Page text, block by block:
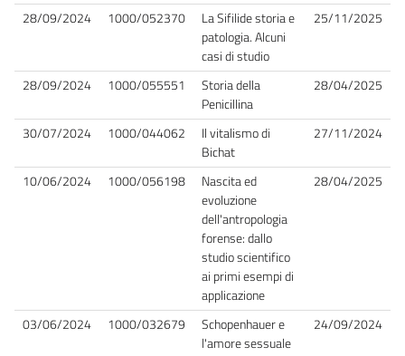
28/09/2024 1000/052370
La Sifilide storia e
patologia. Alcuni
casi di studio
25/11/2025
28/09/2024 1000/055551
Storia della
Penicillina
28/04/2025
30/07/2024 1000/044062
Il vitalismo di
Bichat
27/11/2024
10/06/2024 1000/056198
Nascita ed
evoluzione
dell'antropologia
forense: dallo
studio scientifico
ai primi esempi di
applicazione
28/04/2025
03/06/2024 1000/032679
Schopenhauer e
l'amore sessuale
24/09/2024